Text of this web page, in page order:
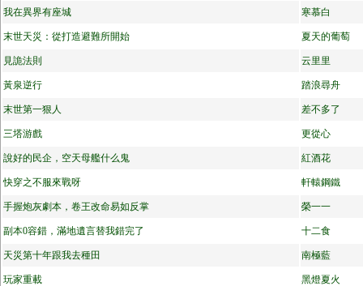
我在異界有座城 寒慕白
末世天災：從打造避難所開始 夏天的葡萄
見詭法則 云里里
黃泉逆行 踏浪尋舟
末世第一狠人 差不多了
三塔游戲 更從心
說好的民企，空天母艦什么鬼 紅酒花
快穿之不服來戰呀 軒轅鋼鐵
手握炮灰劇本，卷王改命易如反掌 榮一一
副本0容錯，滿地遺言替我錯完了 十二食
天災第十年跟我去種田 南極藍
玩家重載 黑燈夏火